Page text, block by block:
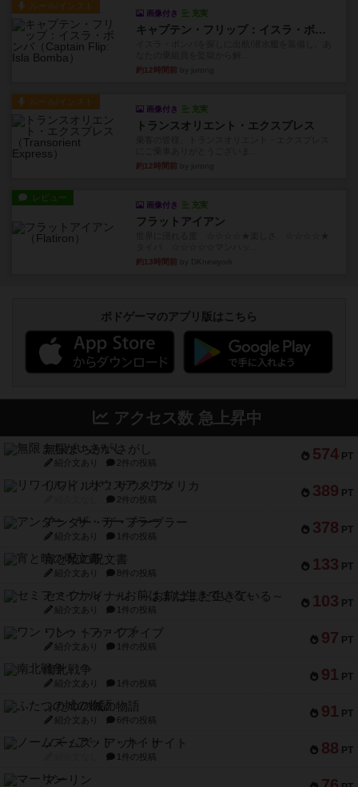
ルール/インスト
画像付き 充実
キャプテン・フリップ：イスラ・ボンバ
約12時間前
ルール/インスト
画像付き 充実
トランスオリエント・エクスプレス
約12時間前
レビュー
画像付き 充実
フラットアイアン
約13時間前
ボドゲーマのアプリ版はこちら
アクセス数 急上昇中
574 PT
無限まちがいさがし
紹介文あり 2件の投稿
389 PT
リワイルド：サウスアメリカ
2件の投稿
378 PT
アンダー・ザ・テーブラー
紹介文あり 1件の投稿
133 PT
宵と暁の呪文書
紹介文あり 8件の投稿
103 PT
セミファイナル ～お前はまだ生きている～
紹介文あり 1件の投稿
97 PT
ワン・トゥ・ファイブ
紹介文あり 1件の投稿
91 PT
南北戦争
紹介文あり 1件の投稿
91 PT
ふたつの城の物語
紹介文あり 6件の投稿
88 PT
ノームズ・アット・ナイト
1件の投稿
マーリン